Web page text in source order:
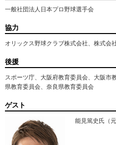
一般社団法人日本プロ野球選手会
協力
オリックス野球クラブ株式会社、株式会
後援
スポーツ庁、大阪府教育委員会、大阪市
県教育委員会、奈良県教育委員会
ゲスト
能見篤史氏（